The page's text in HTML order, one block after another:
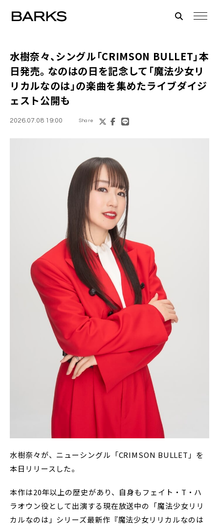
水樹奈々、シングル「CRIMSON BULLET」本
日発売。なのはの日を記念して「魔法少女リ
リカルなのは」の楽曲を集めたライブダイジ
ェスト公開も
2026.07.08 19:00 Share
水樹奈々が、ニューシングル「CRIMSON BULLET」を
本日リリースした。
本作は20年以上の歴史があり、自身もフェイト・T・ハ
ラオウン役として出演する現在放送中の「魔法少女リリ
カルなのは」シリーズ最新作『魔法少女リリカルなのは